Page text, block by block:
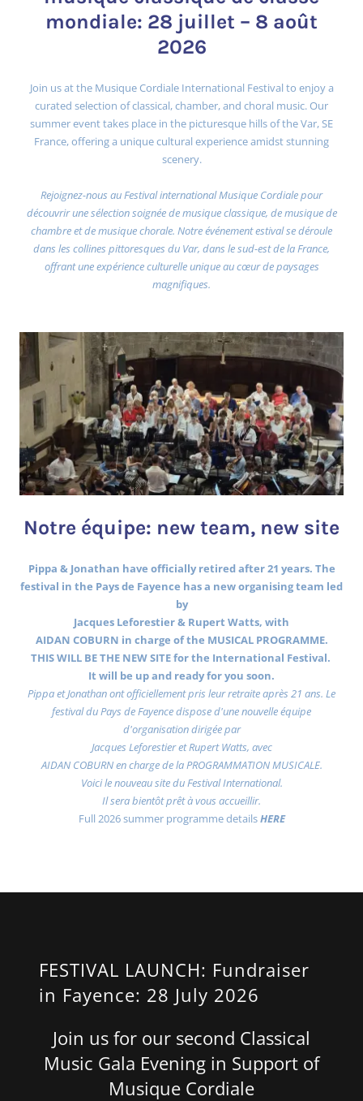
mondiale: 28 juillet – 8 août
2026
Join us at the Musique Cordiale International Festival to enjoy a
curated selection of classical, chamber, and choral music. Our
summer event takes place in the picturesque hills of the Var, SE
France, offering a unique cultural experience amidst stunning
scenery.
Rejoignez-nous au Festival international Musique Cordiale pour
découvrir une sélection soignée de musique classique, de musique de
chambre et de musique chorale. Notre événement estival se déroule
dans les collines pittoresques du Var, dans le sud-est de la France,
offrant une expérience culturelle unique au cœur de paysages
magnifiques.
Notre équipe: new team, new site
Pippa & Jonathan have officially retired after 21 years. The
festival in the Pays de Fayence has a new organising team led
by
Jacques Leforestier & Rupert Watts, with
AIDAN COBURN in charge of the MUSICAL PROGRAMME.
THIS WILL BE THE NEW SITE for the International Festival.
It will be up and ready for you soon.
Pippa et Jonathan ont officiellement pris leur retraite après 21 ans. Le
festival du Pays de Fayence dispose d'une nouvelle équipe
d'organisation dirigée par
Jacques Leforestier et Rupert Watts, avec
AIDAN COBURN en charge de la PROGRAMMATION MUSICALE.
Voici le nouveau site du Festival International.
Il sera bientôt prêt à vous accueillir.
Full 2026 summer programme detailsHERE
FESTIVAL LAUNCH: Fundraiser
in Fayence: 28 July 2026
Join us for our second Classical
Music Gala Evening in Support of
Musique Cordiale